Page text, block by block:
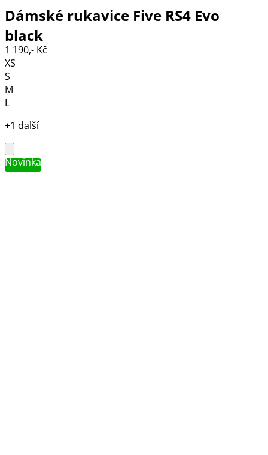
Dámské rukavice Five RS4 Evo
black
1 190,- Kč
XS
S
M
L
+1 další
Novinka